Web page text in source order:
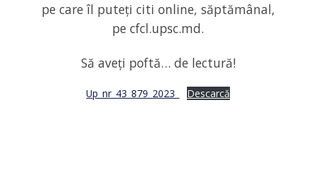
pe care îl puteți citi online, săptămânal,
pe cfcl.upsc.md.
Să aveți poftă… de lectură!
Up_nr_43_879_2023_ Descarcă